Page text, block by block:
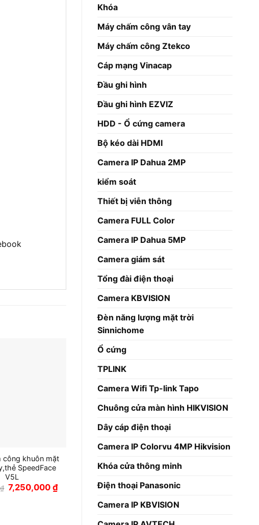
Khóa
Máy chấm công vân tay
Máy chấm công Ztekco
Cáp mạng Vinacap
Đầu ghi hình
Đầu ghi hình EZVIZ
HDD - Ổ cứng camera
Bộ kéo dài HDMI
Camera IP Dahua 2MP
kiểm soát
Thiết bị viễn thông
Camera FULL Color
Camera IP Dahua 5MP
Camera giám sát
Tổng đài điện thoại
Camera KBVISION
Đèn năng lượng mặt trời
Sinnichome
Ổ cứng
TPLINK
Camera Wifi Tp-link Tapo
Chuông cửa màn hình HIKVISION
Dây cáp điện thoại
Camera IP Colorvu 4MP Hikvision
Khóa cửa thông minh
Điện thoại Panasonic
Camera IP KBVISION
công khuôn mặt
SpeedFace
V5L
₫ Giá
gốc
7,250,000₫Giá
Hikvision DS-PWA32-KS
gốc
là:
hiện
tại
3,700,000 ₫.